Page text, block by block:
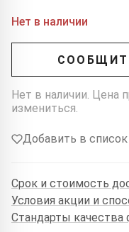
Нет в наличии
Нет в наличии. Цена
измениться.
Добавить в
Срок и стоимость
Условия акции и
Стандарты